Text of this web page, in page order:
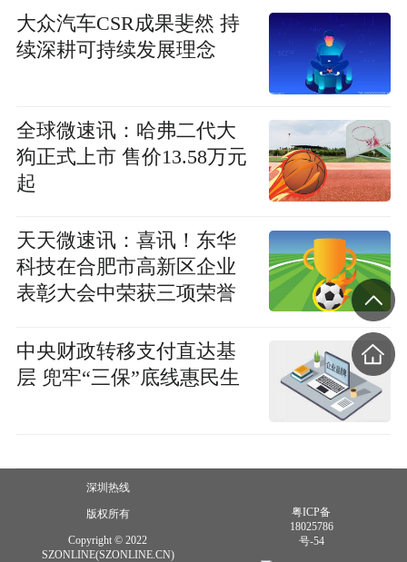
大众汽车CSR成果斐然 持
续深耕可持续发展理念
全球微速讯：哈弗二代大
狗正式上市 售价13.58万元
起
天天微速讯：喜讯！东华
科技在合肥市高新区企业
表彰大会中荣获三项荣誉
中央财政转移支付直达基
层 兜牢“三保”底线惠民生
深圳热线
版权所有
Copyright © 2022
SZONLINE(SZONLINE.CN)
粤ICP备
18025786
号-54